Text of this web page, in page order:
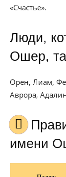
«Счастье».
Люди,
Ошер,
Орен, Лиам,
Аврора,
Правильное склонение
имени